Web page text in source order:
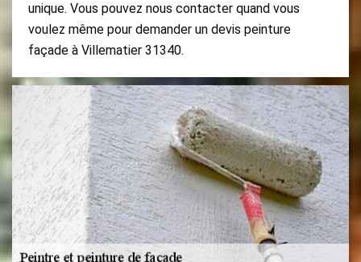
unique. Vous pouvez nous contacter quand vous
voulez même pour demander un devis peinture
façade à Villematier 31340.